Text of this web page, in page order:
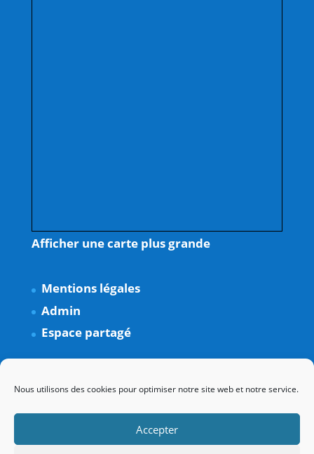
Nous utilisons des cookies pour optimiser notre site web et notre service.
Accepter
Afficher une carte plus grande
Mentions légales
Admin
Espace partagé